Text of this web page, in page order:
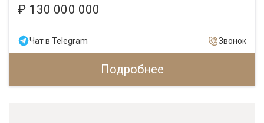
₽ 130 000 000
Чат в Telegram Звонок
Подробнее